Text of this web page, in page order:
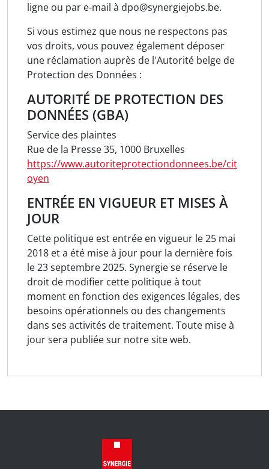
ligne ou par e-mail à dpo@synergiejobs.be.
Si vous estimez que nous ne respectons pas
vos droits, vous pouvez également déposer
une réclamation auprès de l'Autorité belge de
Protection des Données :
AUTORITÉ DE PROTECTION DES
DONNÉES (GBA)
Service des plaintes
Rue de la Presse 35, 1000 Bruxelles
https://www.autoriteprotectiondonnees.be/cit
oyen
ENTRÉE EN VIGUEUR ET MISES À
JOUR
Cette politique est entrée en vigueur le 25 mai
2018 et a été mise à jour pour la dernière fois
le 23 septembre 2025. Synergie se réserve le
droit de modifier cette politique à tout
moment en fonction des exigences légales, des
besoins opérationnels ou des changements
dans ses activités de traitement. Toute mise à
jour sera publiée sur notre site web.